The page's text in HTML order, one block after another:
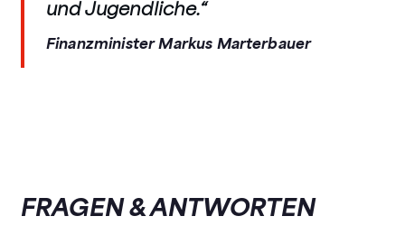
und Jugendliche.“
Finanzminister Markus Marterbauer
FRAGEN & ANTWORTEN